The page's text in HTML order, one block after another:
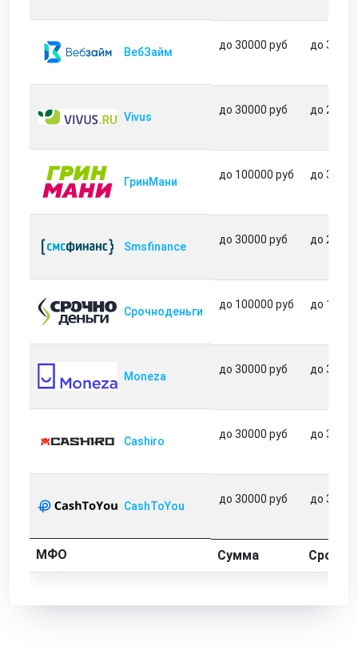
ВебЗайм
до 30000 руб до 30
Vivus
до 30000 руб до 21
ГринМани
до 100000 руб до 364
Smsfinance
до 30000 руб до 21
Срочноденьги
до 100000 руб до 180
Moneza
до 30000 руб до 35
Cashiro
до 30000 руб до 31
CashToYou
до 30000 руб до 31
МФО Сумма Срок